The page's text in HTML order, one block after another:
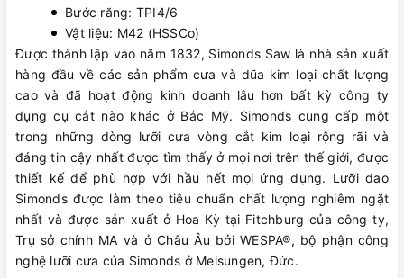
Bước răng: TPI4/6
Vật liệu: M42 (HSSCo)
Được thành lập vào năm 1832, Simonds Saw là nhà sản xuất
hàng đầu về các sản phẩm cưa và dũa kim loại chất lượng
cao và đã hoạt động kinh doanh lâu hơn bất kỳ công ty
dụng cụ cắt nào khác ở Bắc Mỹ. Simonds cung cấp một
trong những dòng lưỡi cưa vòng cắt kim loại rộng rãi và
đáng tin cậy nhất được tìm thấy ở mọi nơi trên thế giới, được
thiết kế để phù hợp với hầu hết mọi ứng dụng. Lưỡi dao
Simonds được làm theo tiêu chuẩn chất lượng nghiêm ngặt
nhất và được sản xuất ở Hoa Kỳ tại Fitchburg của công ty,
Trụ sở chính MA và ở Châu Âu bởi WESPA®, bộ phận công
nghệ lưỡi cưa của Simonds ở Melsungen, Đức.